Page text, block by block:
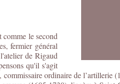
le second
fermier général
de Rigaud
qu'il s'agit
ordinaire de l’artillerie